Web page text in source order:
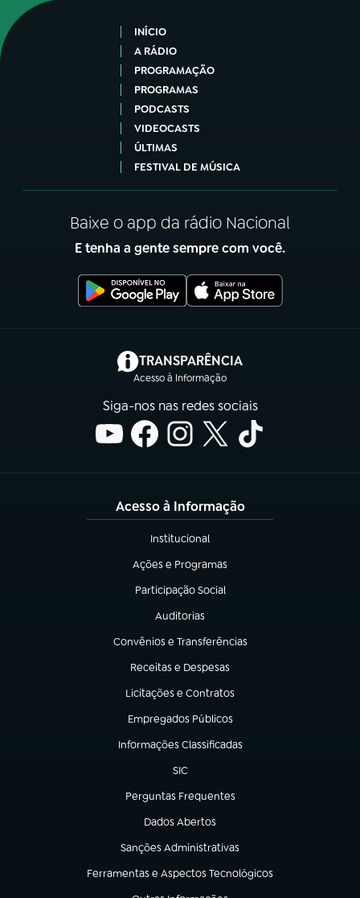
INÍCIO
A RÁDIO
PROGRAMAÇÃO
PROGRAMAS
PODCASTS
VIDEOCASTS
ÚLTIMAS
FESTIVAL DE MÚSICA
Baixe o app da rádio Nacional
E tenha a gente sempre com você.
TRANSPARÊNCIA
Acesso à Informação
(abre em nova aba)
Siga-nos nas redes sociais
Acesso à Informação
Institucional
(abre em nova aba)
Ações e Programas
(abre em nova aba)
Participação Social
(abre em nova aba)
Auditorias
(abre em nova aba)
Convênios e Transferências
(abre em nova aba)
Receitas e Despesas
(abre em nova aba)
Licitações e Contratos
(abre em nova aba)
Empregados Públicos
(abre em nova aba)
Informações Classificadas
(abre em nova aba)
SIC
(abre em nova aba)
Perguntas Frequentes
(abre em nova aba)
Dados Abertos
(abre em nova aba)
Sanções Administrativas
(abre em nova aba)
Ferramentas e Aspectos Tecnológicos
(abre em nova aba)